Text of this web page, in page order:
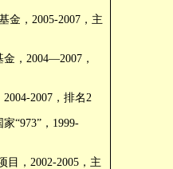
金， 2005-2007 ，主
， 2004—2007 ，
2004-2007 ，排名2
家“973”， 1999-
目， 2002-2005 ，主